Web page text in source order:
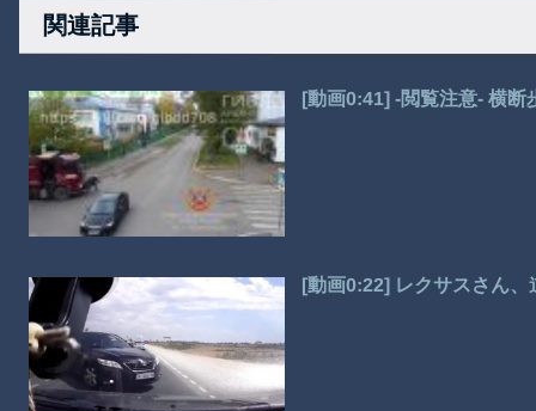
関連記事
[動画0:41] -閲覧注意- 横断
[動画0:22] レクサスさん